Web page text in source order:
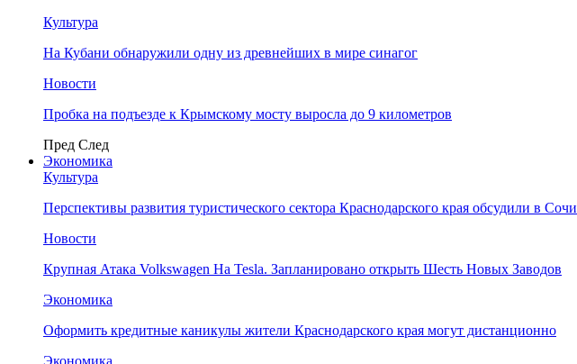
Культура
На Кубани обнаружили одну из древнейших в мире синагог
Новости
Пробка на подъезде к Крымскому мосту выросла до 9 километров
Пред След
Экономика
Культура
Перспективы развития туристического сектора Краснодарского края обсудили в Сочи
Новости
Крупная Атака Volkswagen На Tesla. Запланировано открыть Шесть Новых Заводов
Экономика
Оформить кредитные каникулы жители Краснодарского края могут дистанционно
Экономика